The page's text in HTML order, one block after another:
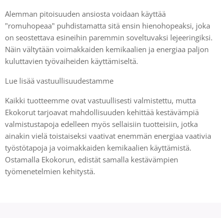
Alemman pitoisuuden ansiosta voidaan käyttää
"romuhopeaa" puhdistamatta sitä ensin hienohopeaksi, joka
on seostettava esineihin paremmin soveltuvaksi lejeeringiksi.
Näin vältytään voimakkaiden kemikaalien ja energiaa paljon
kuluttavien työvaiheiden käyttämiseltä.
Lue lisää vastuullisuudestamme
Kaikki tuotteemme ovat vastuullisesti valmistettu, mutta
Ekokorut tarjoavat mahdollisuuden kehittää kestävämpiä
valmistustapoja edelleen myös sellaisiin tuotteisiin, jotka
ainakin vielä toistaiseksi vaativat enemmän energiaa vaativia
työstötapoja ja voimakkaiden kemikaalien käyttämistä.
Ostamalla Ekokorun, edistät samalla kestävämpien
työmenetelmien kehitystä.